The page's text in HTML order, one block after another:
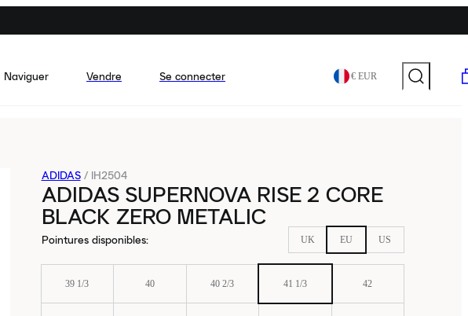
Naviguer Vendre Se connecter € EUR
ADIDAS / IH2504
ADIDAS SUPERNOVA RISE 2 CORE
BLACK ZERO METALIC
Pointures disponibles: UK EU US
39 1/3 40 40 2/3 41 1/3 42